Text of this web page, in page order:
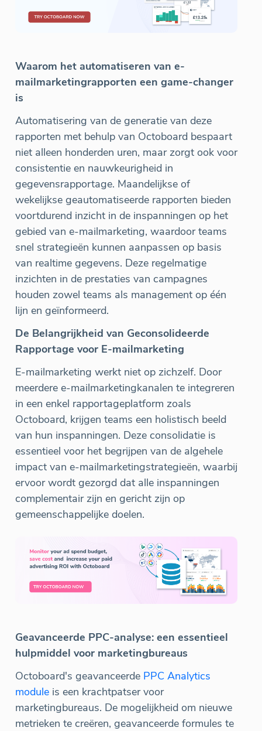
Waarom het automatiseren van e-
mailmarketingrapporten een game-changer
is
Automatisering van de generatie van deze
rapporten met behulp van Octoboard bespaart
niet alleen honderden uren, maar zorgt ook voor
consistentie en nauwkeurigheid in
gegevensrapportage. Maandelijkse of
wekelijkse geautomatiseerde rapporten bieden
voortdurend inzicht in de inspanningen op het
gebied van e-mailmarketing, waardoor teams
snel strategieën kunnen aanpassen op basis
van realtime gegevens. Deze regelmatige
inzichten in de prestaties van campagnes
houden zowel teams als management op één
lijn en geïnformeerd.
De Belangrijkheid van Geconsolideerde
Rapportage voor E-mailmarketing
E-mailmarketing werkt niet op zichzelf. Door
meerdere e-mailmarketingkanalen te integreren
in een enkel rapportageplatform zoals
Octoboard, krijgen teams een holistisch beeld
van hun inspanningen. Deze consolidatie is
essentieel voor het begrijpen van de algehele
impact van e-mailmarketingstrategieën, waarbij
ervoor wordt gezorgd dat alle inspanningen
complementair zijn en gericht zijn op
gemeenschappelijke doelen.
Geavanceerde PPC-analyse: een essentieel
hulpmiddel voor marketingbureaus
Octoboard's geavanceerde PPC Analytics
module is een krachtpatser voor
marketingbureaus. De mogelijkheid om nieuwe
metrieken te creëren, geavanceerde formules te